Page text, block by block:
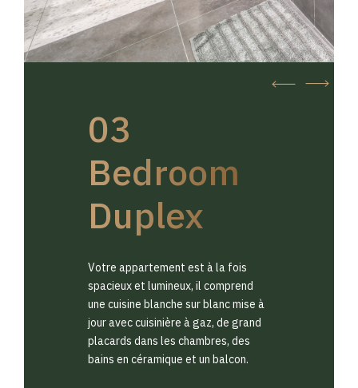
03
Bedroom
Duplex
Votre appartement est à la fois
spacieux et lumineux, il comprend
une cuisine blanche sur blanc mise à
jour avec cuisinière à gaz, de grand
placards dans les chambres, des
bains en céramique et un balcon.